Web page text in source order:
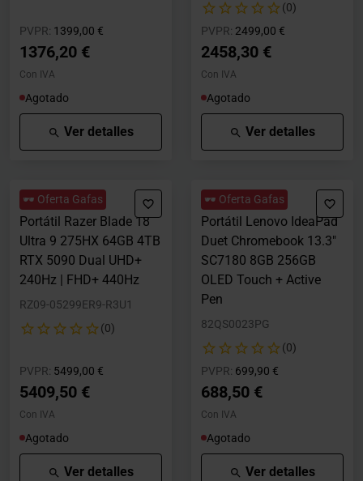
PVPR: Precio rebajado desde
1399,00 €
1376,20 €
Con IVA
Agotado
Ver detalles
(0)
PVPR: Precio rebajado desde
2499,00 €
2458,30 €
Con IVA
Agotado
Ver detalles
🕶️ Oferta Gafas
Portátil Razer Blade 18
Ultra 9 275HX 64GB 4TB
RTX 5090 Dual UHD+
240Hz | FHD+ 440Hz
RZ09-05299ER9-R3U1
(0)
PVPR: Precio rebajado desde
5499,00 €
5409,50 €
Con IVA
Agotado
Ver detalles
🕶️ Oferta Gafas
Portátil Lenovo IdeaPad
Duet Chromebook 13.3"
SC7180 8GB 256GB
OLED Touch + Active
Pen
82QS0023PG
(0)
PVPR: Precio rebajado desde
699,90 €
688,50 €
Con IVA
Agotado
Ver detalles